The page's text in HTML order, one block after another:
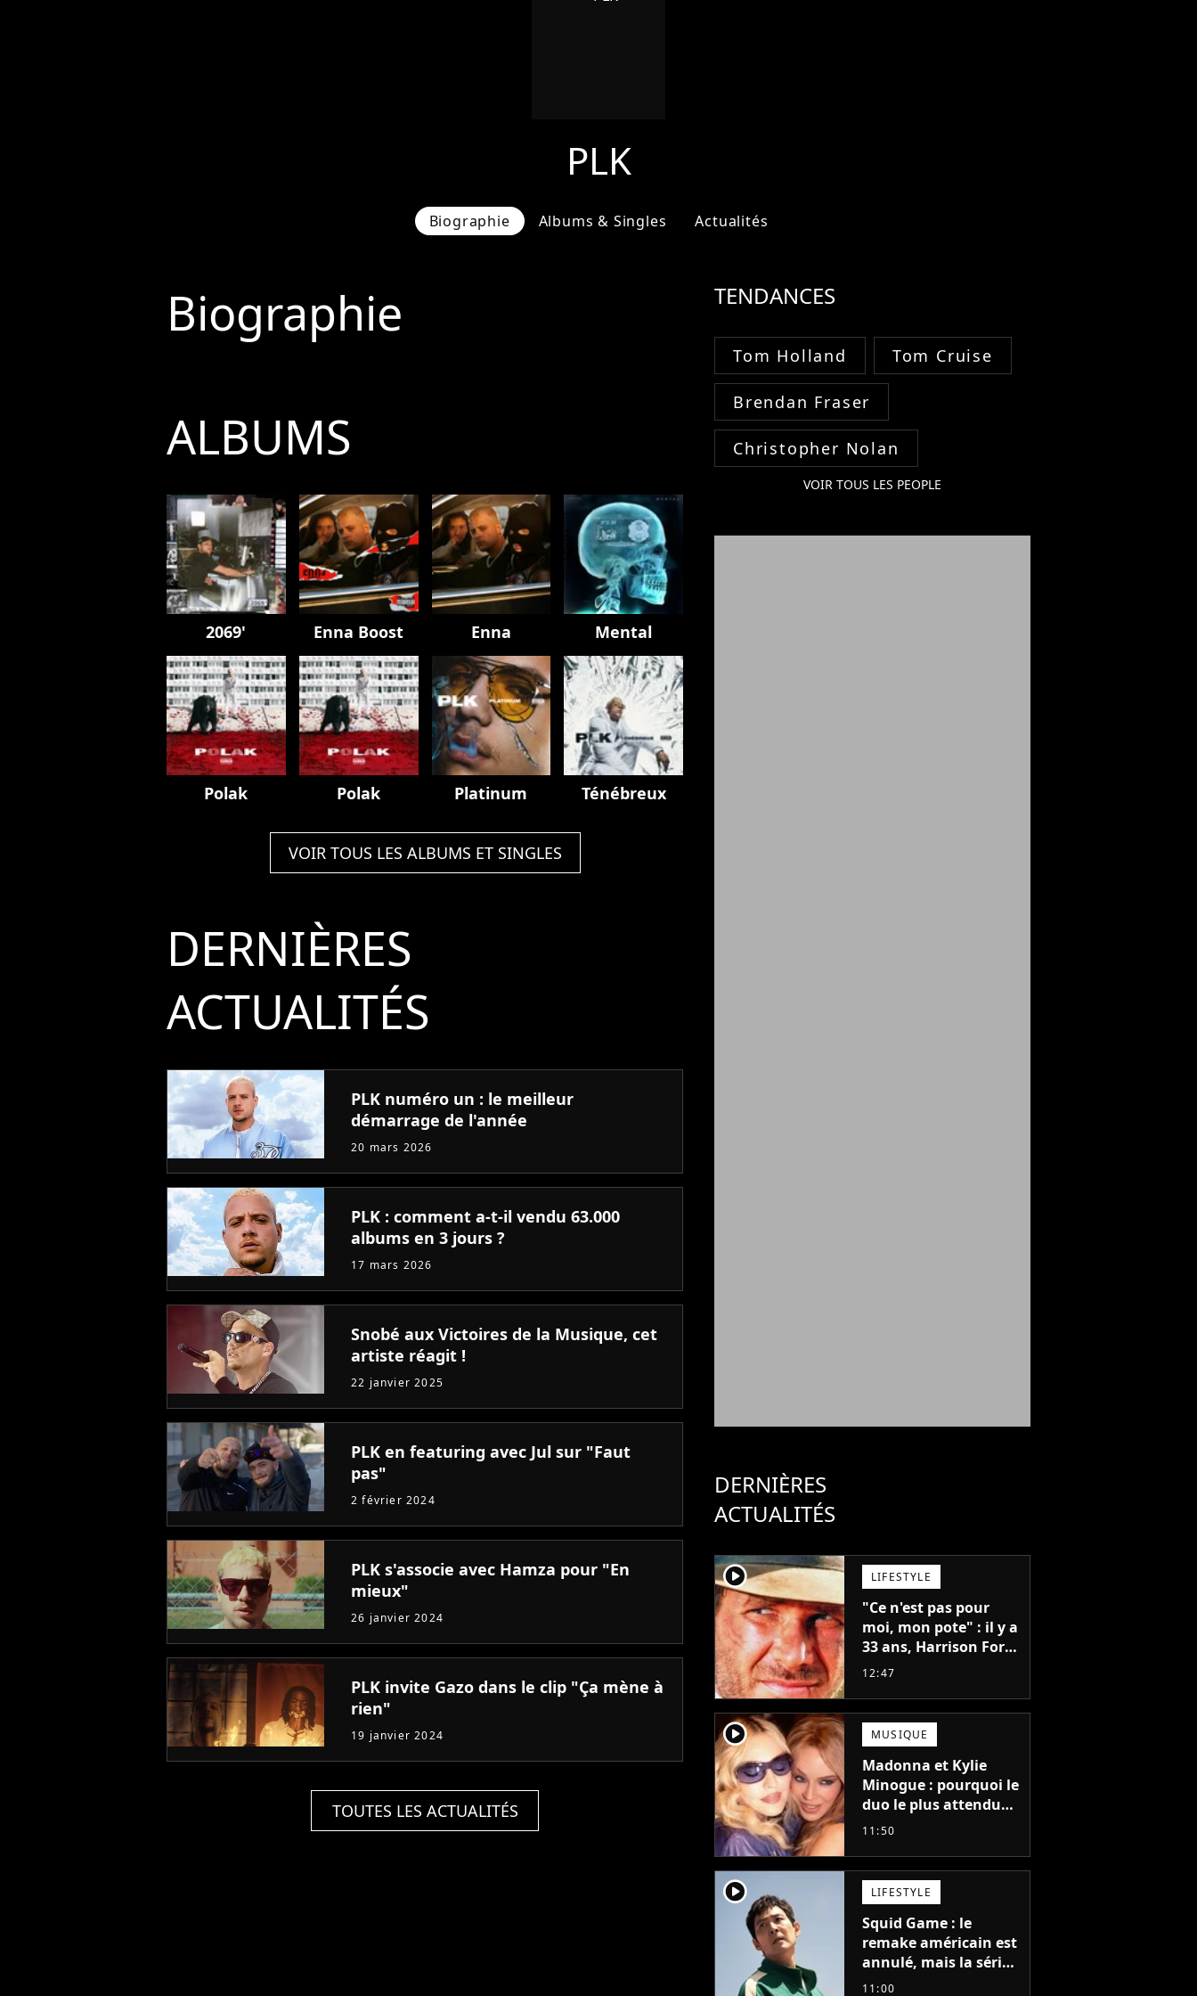
PLK
Biographie Albums & Singles Actualités
Biographie
ALBUMS
2069' Enna Boost Enna Mental
Polak Polak Platinum Ténébreux
VOIR TOUS LES ALBUMS ET SINGLES
DERNIÈRES
ACTUALITÉS
PLK numéro un : le meilleur
démarrage de l'année
20 mars 2026
PLK : comment a-t-il vendu 63.000
albums en 3 jours ?
17 mars 2026
Snobé aux Victoires de la Musique, cet
artiste réagit !
22 janvier 2025
PLK en featuring avec Jul sur "Faut
pas"
2 février 2024
PLK s'associe avec Hamza pour "En
mieux"
26 janvier 2024
PLK invite Gazo dans le clip "Ça mène à
rien"
19 janvier 2024
TOUTES LES ACTUALITÉS
TENDANCES
Tom Holland Tom Cruise
Brendan Fraser
Christopher Nolan
VOIR TOUS LES PEOPLE
DERNIÈRES
ACTUALITÉS
player2 LIFESTYLE
"Ce n'est pas pour
moi, mon pote" : il y a
33 ans, Harrison Ford
refusait l'un des plus
les temps
12:47
player2 MUSIQUE
Madonna et Kylie
Minogue : pourquoi le
duo le plus attendu
de la pop a mis 25 ans
11:50
player2 LIFESTYLE
Squid Game : le
remake américain est
annulé, mais la série
la plus vue sur Netflix
11:00